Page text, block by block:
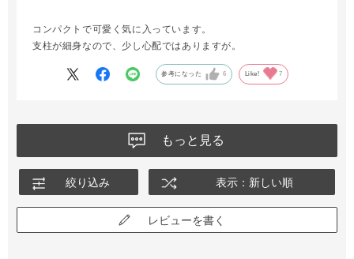
コンパクトで可愛く気に入っています。
支柱が細身なので、少し心配ではありますが。
参考になった 6 Like! 7
もっと見る
絞り込み 表示：新しい順
レビューを書く